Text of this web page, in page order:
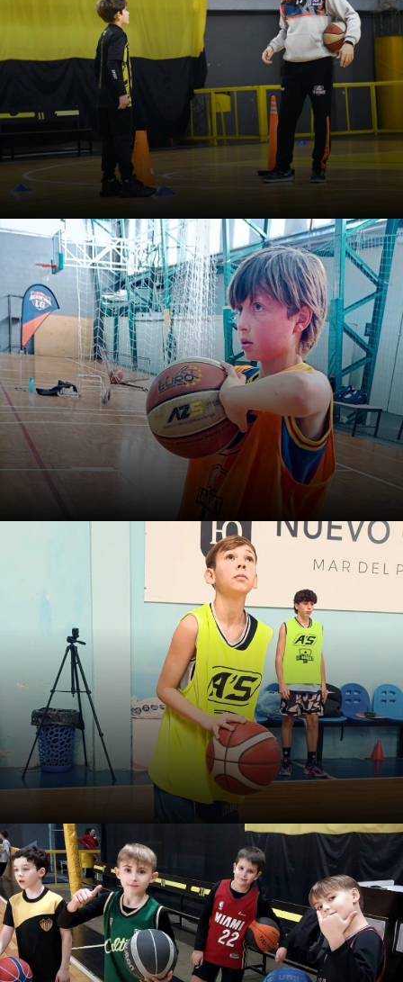
Veinte perguntas para
treinadores de basquete
formativo
Treinar melhor também é fazer melhores perguntas.
Este é um guia concreto para organizar decisões e dar
sentido a cada treino.
A construção da inteligência
do jogador de basquete: ver
mais para decidir melhor
Antes de pedir melhores decisões, nós realmente
paramos para pensar com quais categorias e
conceitos pedimos aos jogadores que decidam?
Férias: o momento para
melhorar o seu jogo individual
Menos competições formais, mais tempo livre e
energia para treinar. Bem aproveitado, esse período
define o que depois aparece durante a temporada.